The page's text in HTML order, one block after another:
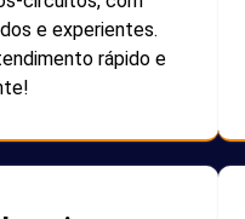
e experientes.
rápido e